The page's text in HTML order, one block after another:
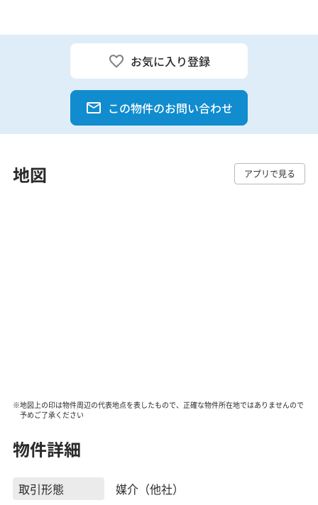
お気に入り登録
この物件のお問い合わせ
地図 アプリで見る
※地図上の印は物件周辺の代表地点を表したもので、正確な物件所在地ではありませんので
予めご了承ください
物件詳細
取引形態
媒介（他社）